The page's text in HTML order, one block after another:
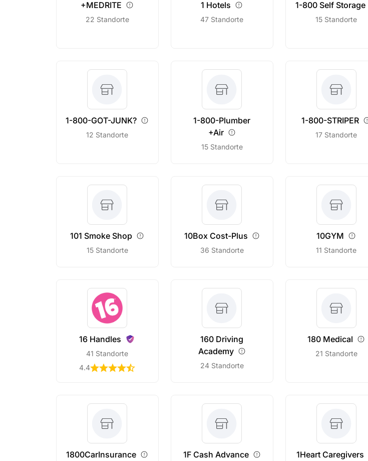
+MEDRITE
22 Standorte
1 Hotels
47 Standorte
1-800 Self Storage
15 Standorte
1-800-GOT-JUNK?
12 Standorte
1-800-Plumber
+Air
15 Standorte
1-800-STRIPER
17 Standorte
101 Smoke Shop
15 Standorte
10Box Cost-Plus
36 Standorte
10GYM
11 Standorte
16 Handles
41 Standorte
4.4
160 Driving
Academy
24 Standorte
180 Medical
21 Standorte
1800CarInsurance 1F Cash Advance 1Heart Caregivers